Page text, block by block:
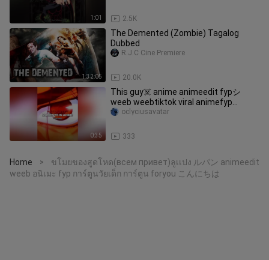
1:01 2.5K
1:32:05
The Demented (Zombie) Tagalog
Dubbed
20.0K
R.J.C Cine Premiere
0:35
This guy☠️ anime animeedit fypシ
weeb weebtiktok viral animefyp
animetiktok otaku xyzbca foryou fyp
shadowbanned
333
oclyciusavatar
Home >
ขโมยของสูดโหด(всем привет)ลูเเปง ルパン animeedit
weeb อนิเมะ fyp การ์ตูนวัยเด็ก การ์ตูน foryou こんにちは